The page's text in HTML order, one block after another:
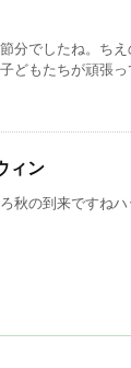
分でしたね。ち
どもたちが頑張
ィン
秋の到来ですね